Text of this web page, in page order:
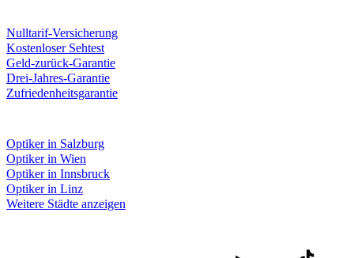
Nulltarif-Versicherung
Kostenloser Sehtest
Geld-zurück-Garantie
Drei-Jahres-Garantie
Zufriedenheitsgarantie
Optiker in Salzburg
Optiker in Wien
Optiker in Innsbruck
Optiker in Linz
Weitere Städte anzeigen